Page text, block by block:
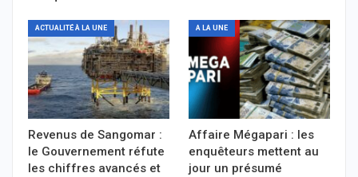
ACTUALITÉ À LA UNE
Revenus de Sangomar :
le Gouvernement réfute
les chiffres avancés et
A LA UNE
Affaire Mégapari : les
enquêteurs mettent au
jour un présumé